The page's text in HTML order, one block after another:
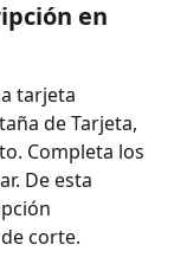
en
tarjeta
de Tarjeta,
Completa los
De esta
corte.